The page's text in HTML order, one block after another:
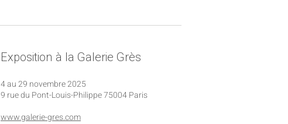
Exposition à la Galerie Grès
4 au 29 novembre 2025​​
9 rue du Pont-Louis-Philippe 75004 Paris
www.galerie-gres.com